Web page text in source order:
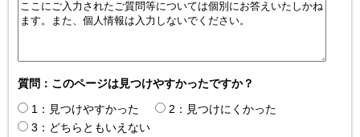
質問：このページは見つけやすかったですか？
1：見つけやすかった
2：見つけにくかった
3：どちらともいえない